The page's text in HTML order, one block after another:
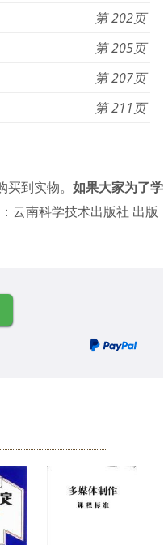
202
205
207
211
到实物。 如果大家为了学
云南科学技术出版社 出版